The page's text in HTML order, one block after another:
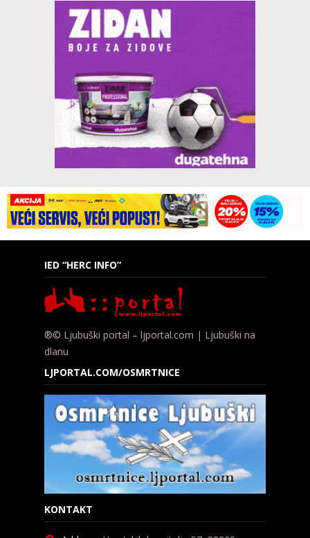
IED “HERC INFO”
®© Ljubuški portal – ljportal.com | Ljubuški na
dlanu
LJPORTAL.COM/OSMRTNICE
KONTAKT